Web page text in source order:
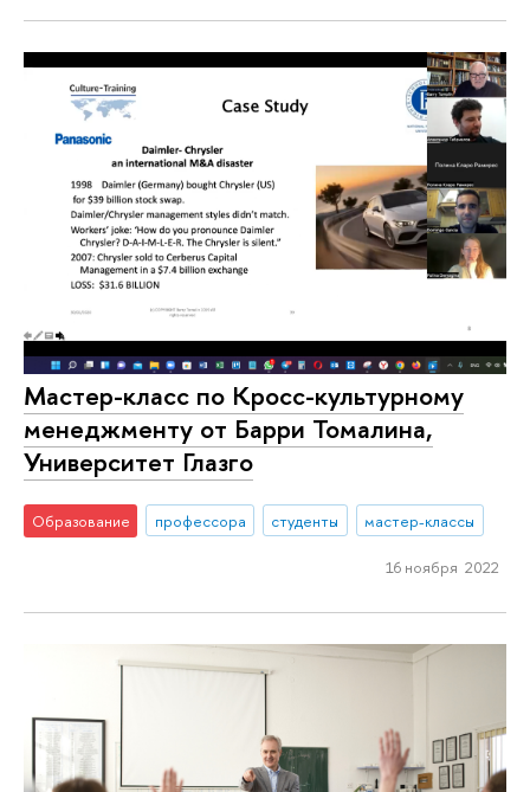
Мастер-класс по Кросс-культурному
менеджменту от Барри Томалина,
Университет Глазго
Образование профессора студенты мастер-классы
16 ноября 2022